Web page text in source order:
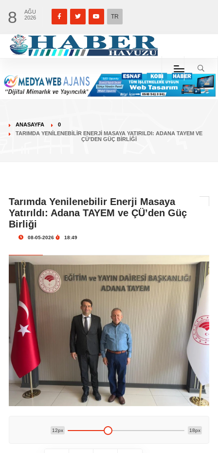
8
AĞU
2026
TR
ANASAYFA
0
TARIMDA YENILENEBILIR ENERJI MASAYA YATIRILDI: ADANA TAYEM VE
ÇÜ’DEN GÜÇ BIRLIĞI
Tarımda Yenilenebilir Enerji Masaya
Yatırıldı: Adana TAYEM ve ÇÜ’den Güç
Birliği
08-05-2026 18:49
12px 18px